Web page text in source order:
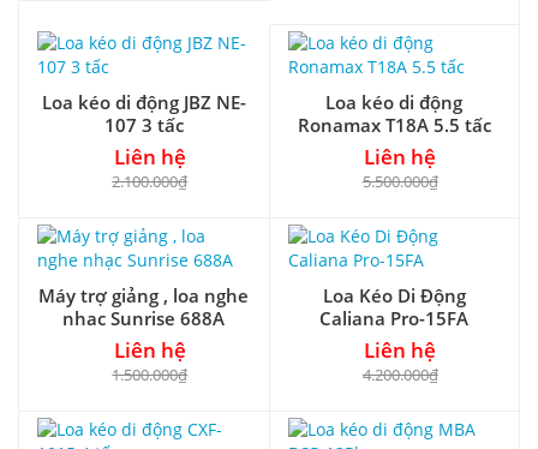
Loa kéo di động JBZ NE-
107 3 tấc
Liên hệ
2.100.000₫
Loa kéo di động
Ronamax T18A 5.5 tấc
Liên hệ
5.500.000₫
Máy trợ giảng , loa nghe
nhạc Sunrise 688A
Liên hệ
1.500.000₫
Loa Kéo Di Động
Caliana Pro-15FA
Liên hệ
4.200.000₫